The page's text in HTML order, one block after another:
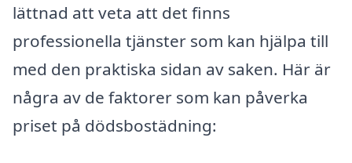
lättnad att veta att det finns
professionella tjänster som kan hjälpa till
med den praktiska sidan av saken. Här är
några av de faktorer som kan påverka
priset på dödsbostädning: